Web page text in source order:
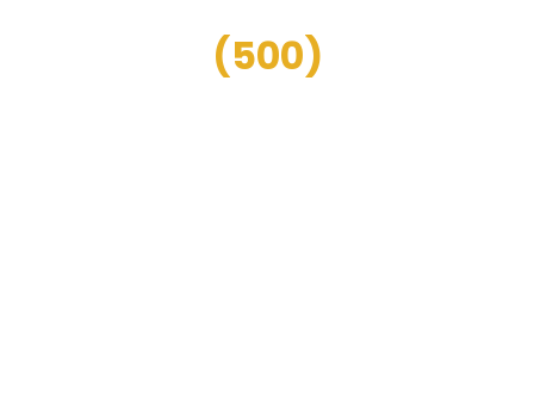
(500)